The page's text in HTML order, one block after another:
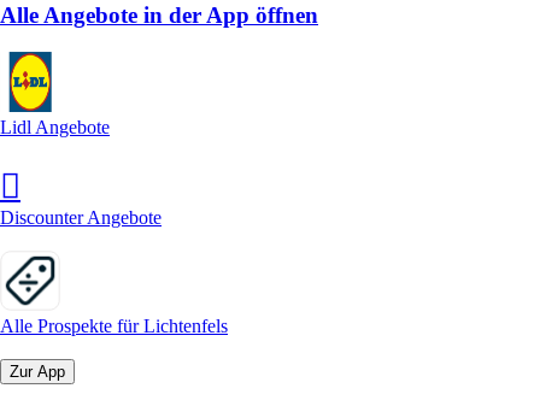
Alle Angebote in der App öffnen
Lidl Angebote
Discounter Angebote
Alle Prospekte für Lichtenfels
Zur App